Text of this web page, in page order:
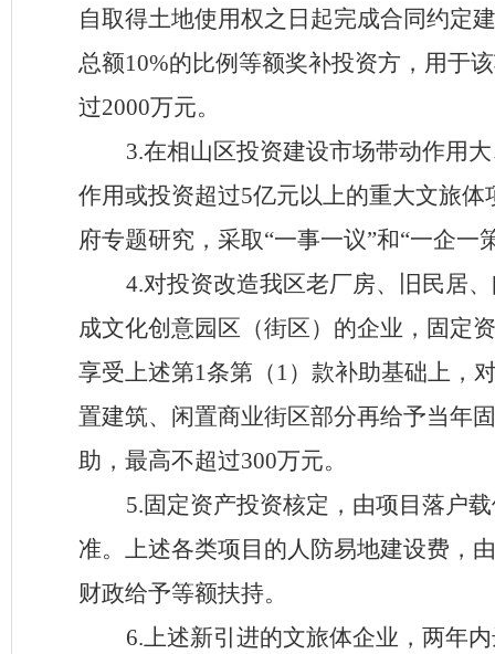
自取得土地使用权之日起完成合同约定
总额10%的比例等额奖补投资方，用于
过2000万元。
3.在相山区投资建设市场带动作用
作用或投资超过5亿元以上的重大文旅体
府专题研究，采取“一事一议”和“一企一
4.对投资改造我区老厂房、旧民居
成文化创意园区（街区）的企业，固定
享受上述第1条第（ 1）款补助基础上，
置建筑、闲置商业街区部分再给予当年
助，最高不超过300万元。
5.固定资产投资核定，由项目落户
准。上述各类项目的人防易地建设费，
财政给予等额扶持。
6.上述新引进的文旅体企业，两年